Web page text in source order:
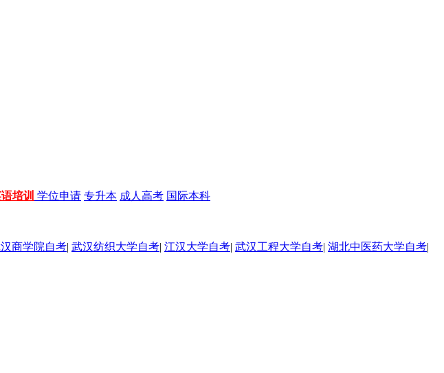
培训 学位申请 专升本 成人高考 国际本科
商学院自考| 武汉纺织大学自考| 江汉大学自考| 武汉工程大学自考| 湖北中医药大学自考|